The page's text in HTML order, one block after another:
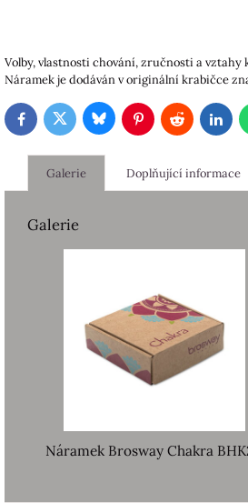
Volby, vlastnosti chování, zručnosti a vztahy
Náramek je dodáván v originální krabičce
FacebookTwitterBlueskyPinterestReddit
Galerie Doplňující informace
Galerie
Náramek Brosway Chakra